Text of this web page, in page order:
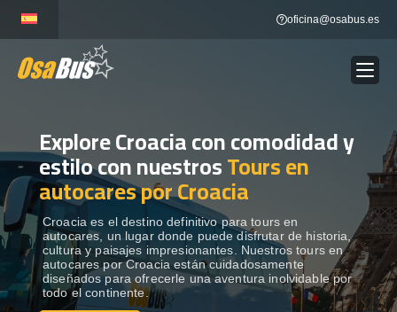
content
oficina@osabus.es
ALQUILER DE AUTOCARES Show dropdown
DESTINOS
RECORRIDAS Show dropdown
FLOTA
Explore Croacia con comodidad y
estilo con nuestrosTours en
autocares por Croacia
Croacia es el destino definitivo para tours en
autocares, un lugar donde puede disfrutar de historia,
cultura y paisajes impresionantes. Nuestros tours en
autocares por Croacia están cuidadosamente
diseñados para ofrecerle una aventura inolvidable por
todo el continente.